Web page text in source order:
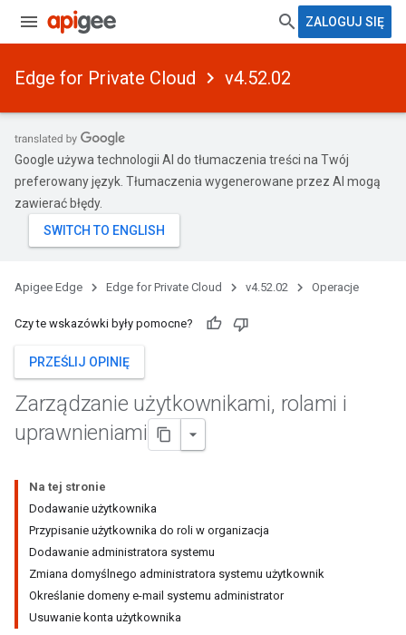
ZALOGUJ SIĘ
Edge for Private Cloud v4.52.02
Google używa technologii AI do tłumaczenia treści na Twój
preferowany język. Tłumaczenia wygenerowane przez AI mogą
zawierać błędy.
Apigee Edge Edge for Private Cloud v4.52.02 Operacje
Czy te wskazówki były pomocne?
PRZEŚLIJ OPINIĘ
Zarządzanie użytkownikami, rolami i
uprawnieniami
Na tej stronie
Dodawanie użytkownika
Przypisanie użytkownika do roli w organizacja
Dodawanie administratora systemu
Zmiana domyślnego administratora systemu użytkownik
Określanie domeny e-mail systemu administrator
Usuwanie konta użytkownika